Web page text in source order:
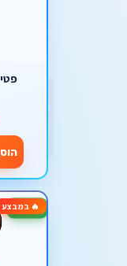
🔥 במבצע-60%